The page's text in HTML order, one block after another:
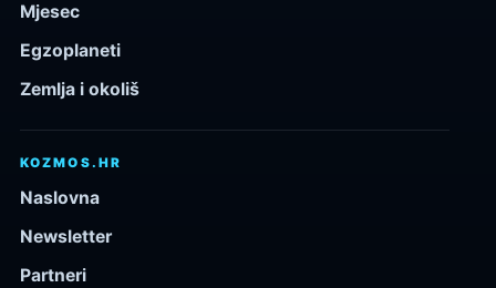
Mjesec
Egzoplaneti
Zemlja i okoliš
KOZMOS.HR
Naslovna
Newsletter
Partneri